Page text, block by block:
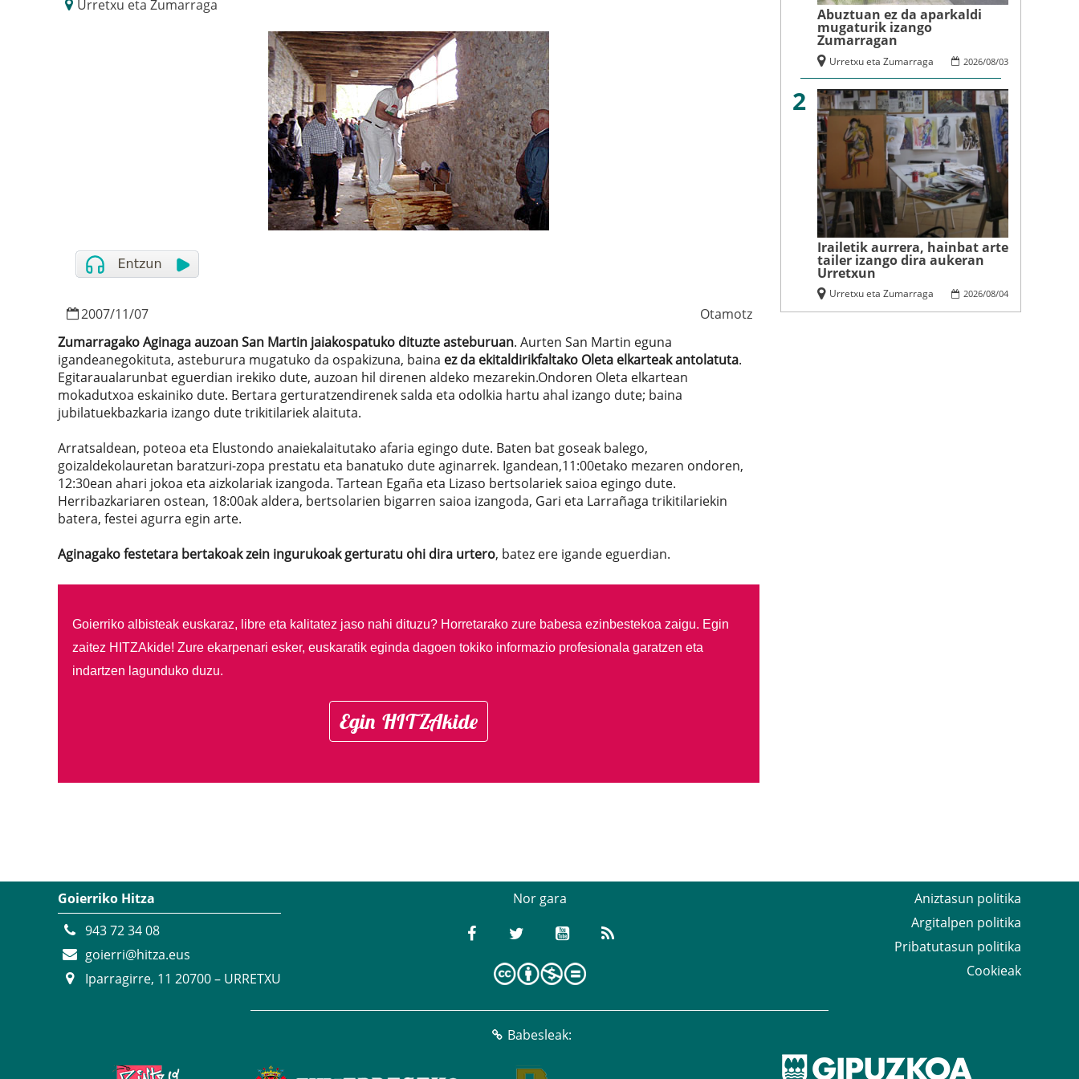
Urretxu eta Zumarraga
2007/11/07
Otamotz
Zumarragako Aginaga auzoan San Martin jaiakospatuko dituzte asteburuan. Aurten San Martin eguna
igandeanegokituta, asteburura mugatuko da ospakizuna, baina ez da ekitaldirikfaltako Oleta elkarteak antolatuta.
Egitaraualarunbat eguerdian irekiko dute, auzoan hil direnen aldeko mezarekin.Ondoren Oleta elkartean
mokadutxoa eskainiko dute. Bertara gerturatzendirenek salda eta odolkia hartu ahal izango dute; baina
jubilatuekbazkaria izango dute trikitilariek alaituta.
Arratsaldean, poteoa eta Elustondo anaiekalaitutako afaria egingo dute. Baten bat goseak balego,
goizaldekolauretan baratzuri-zopa prestatu eta banatuko dute aginarrek. Igandean,11:00etako mezaren ondoren,
12:30ean ahari jokoa eta aizkolariak izangoda. Tartean Egaña eta Lizaso bertsolariek saioa egingo dute.
Herribazkariaren ostean, 18:00ak aldera, bertsolarien bigarren saioa izangoda, Gari eta Larrañaga trikitilariekin
batera, festei agurra egin arte.
Aginagako festetara bertakoak zein ingurukoak gerturatu ohi dira urtero, batez ere igande eguerdian.
Goierriko albisteak euskaraz, libre eta kalitatez jaso nahi dituzu? Horretarako zure babesa ezinbestekoa zaigu. Egin
zaitez HITZAkide! Zure ekarpenari esker, euskaratik eginda dagoen tokiko informazio profesionala garatzen eta
indartzen lagunduko duzu.
Egin HITZAkide
Abuztuan ez da aparkaldi
mugaturik izango
Zumarragan
2026/08/03
Urretxu eta Zumarraga
2
Irailetik aurrera, hainbat arte
tailer izango dira aukeran
Urretxun
2026/08/04
Urretxu eta Zumarraga
Goierriko Hitza
943 72 34 08
goierri@hitza.eus
Iparragirre, 11 20700 – URRETXU
Nor gara
Aniztasun politika
Argitalpen politika
Pribatutasun politika
Cookieak
Babesleak: